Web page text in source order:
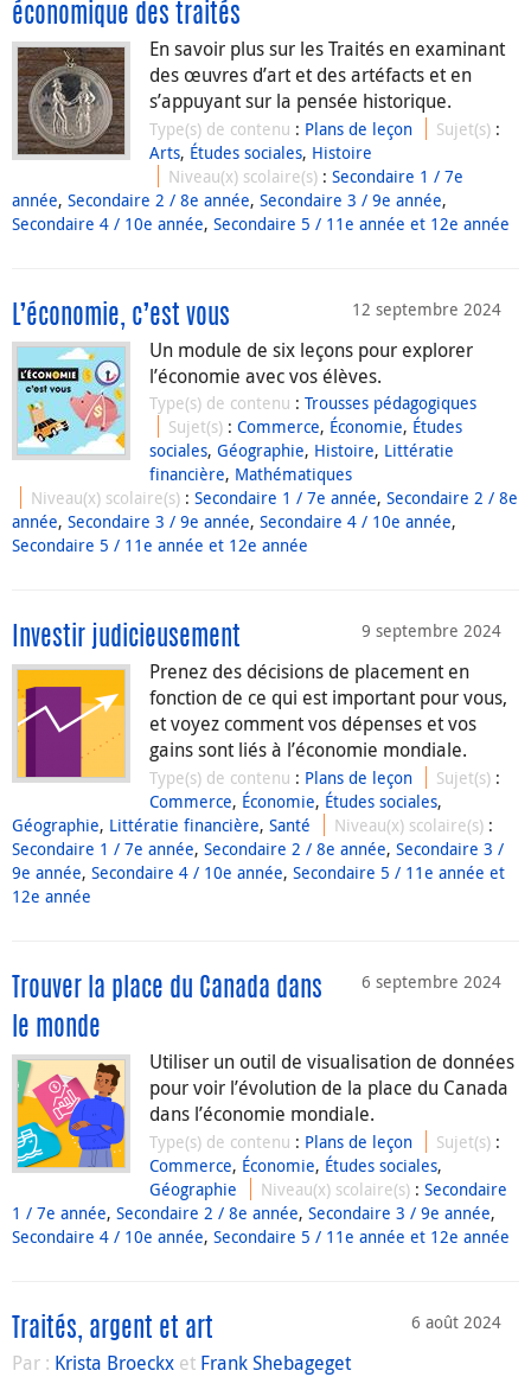
économique des traités
En savoir plus sur les Traités en examinant
des œuvres d’art et des artéfacts et en
s’appuyant sur la pensée historique.
Type(s) de contenu : Plans de leçon Sujet(s) :
Arts, Études sociales, Histoire
Niveau(x) scolaire(s) :Secondaire 1 / 7e
année, Secondaire 2 / 8e année, Secondaire 3 / 9e année,
Secondaire 4 / 10e année, Secondaire 5 / 11e année et 12e année
12 septembre 2024
L’économie, c’est vous
Un module de six leçons pour explorer
l’économie avec vos élèves.
Type(s) de contenu : Trousses pédagogiques
Sujet(s) :Commerce, Économie, Études
sociales, Géographie, Histoire, Littératie
financière, Mathématiques
Niveau(x) scolaire(s) :Secondaire 1 / 7e année,Secondaire 2 / 8e
année, Secondaire 3 / 9e année, Secondaire 4 / 10e année,
Secondaire 5 / 11e année et 12e année
9 septembre 2024
Investir judicieusement
Prenez des décisions de placement en
fonction de ce qui est important pour vous,
et voyez comment vos dépenses et vos
gains sont liés à l’économie mondiale.
Type(s) de contenu : Plans de leçon Sujet(s) :
Commerce, Économie, Études sociales,
Géographie, Littératie financière, Santé Niveau(x) scolaire(s) :
Secondaire 1 / 7e année, Secondaire 2 / 8e année, Secondaire 3 /
9e année, Secondaire 4 / 10e année, Secondaire 5 / 11e année et
12e année
6 septembre 2024
Trouver la place du Canada dans
le monde
Utiliser un outil de visualisation de données
pour voir l’évolution de la place du Canada
dans l’économie mondiale.
Type(s) de contenu : Plans de leçon Sujet(s) :
Commerce, Économie, Études sociales,
Géographie
Niveau(x) scolaire(s) :Secondaire
1 / 7e année, Secondaire 2 / 8e année, Secondaire 3 / 9e année,
Secondaire 4 / 10e année, Secondaire 5 / 11e année et 12e année
6 août 2024
Traités, argent et art
Par : Krista Broeckx et Frank Shebageget